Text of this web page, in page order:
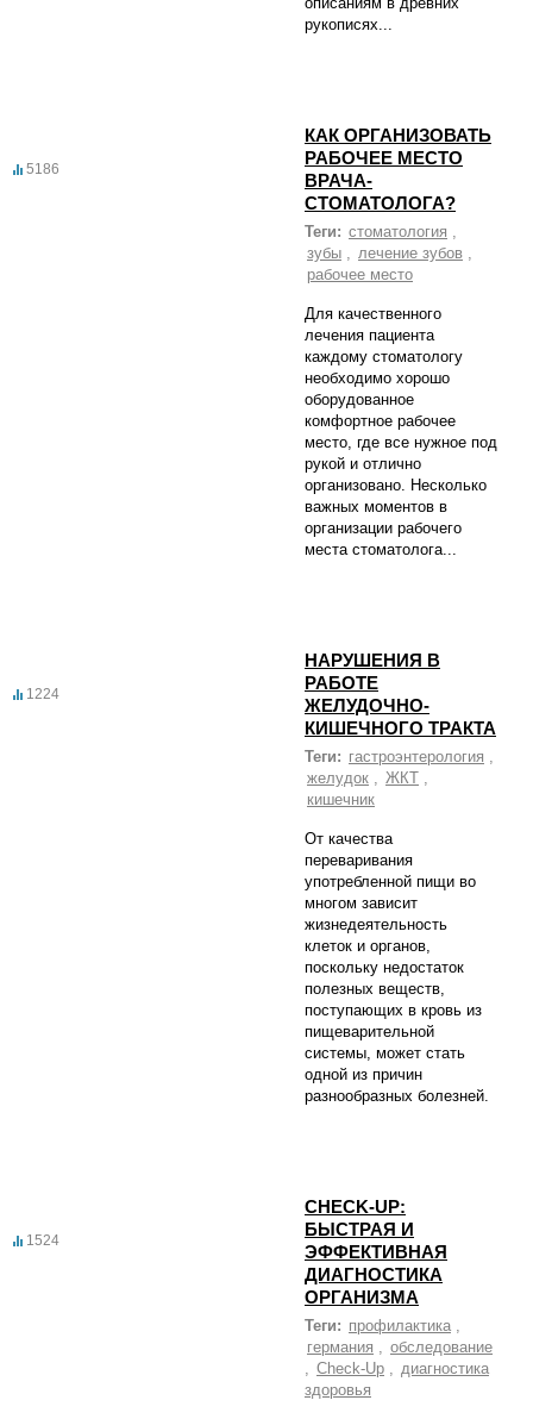
рукописях...
5186
КАК ОРГАНИЗОВАТЬ
РАБОЧЕЕ МЕСТО
ВРАЧА-
СТОМАТОЛОГА?
Теги: стоматология ,
зубы , лечение зубов ,
рабочее место
Для качественного
лечения пациента
каждому стоматологу
необходимо хорошо
оборудованное
комфортное рабочее
место, где все нужное под
рукой и отлично
организовано. Несколько
важных моментов в
организации рабочего
места стоматолога...
1224
НАРУШЕНИЯ В
РАБОТЕ
ЖЕЛУДОЧНО-
КИШЕЧНОГО ТРАКТА
Теги: гастроэнтерология ,
желудок , ЖКТ ,
кишечник
От качества
переваривания
употребленной пищи во
многом зависит
жизнедеятельность
клеток и органов,
поскольку недостаток
полезных веществ,
поступающих в кровь из
пищеварительной
системы, может стать
одной из причин
разнообразных болезней.
1524
CHECK-UP:
БЫСТРАЯ И
ЭФФЕКТИВНАЯ
ДИАГНОСТИКА
ОРГАНИЗМА
Теги: профилактика ,
германия , обследование
, Check-Up , диагностика
здоровья